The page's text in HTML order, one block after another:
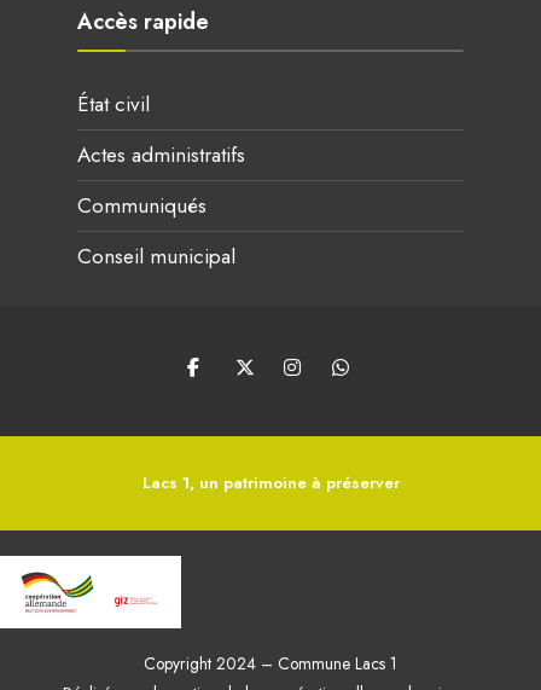
Accès rapide
État civil
Actes administratifs
Communiqués
Conseil municipal
Lacs 1, un patrimoine à préserver
Copyright 2024 – Commune Lacs 1